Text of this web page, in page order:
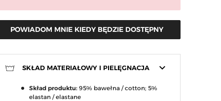
POWIADOM MNIE KIEDY BĘDZIE DOSTĘPNY
keyboard_arrow_down
SKŁAD MATERIAŁOWY I PIELĘGNACJA
Skład produktu: 95% bawełna / cotton; 5%
elastan / elastane